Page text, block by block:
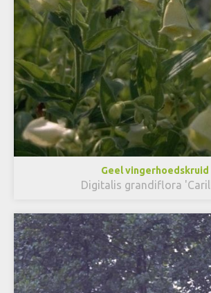
Geel vingerhoedskruid
Digitalis grandiflora